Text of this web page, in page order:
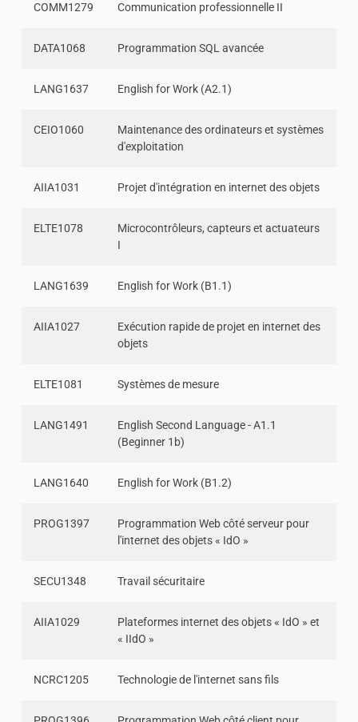
COMM1279 Communication professionnelle II
DATA1068 Programmation SQL avancée
LANG1637 English for Work (A2.1)
CEIO1060
Maintenance des ordinateurs et systèmes
d'exploitation
AIIA1031 Projet d'intégration en internet des objets
ELTE1078
Microcontrôleurs, capteurs et actuateurs
I
LANG1639 English for Work (B1.1)
AIIA1027
Exécution rapide de projet en internet des
objets
ELTE1081 Systèmes de mesure
LANG1491
English Second Language - A1.1
(Beginner 1b)
LANG1640 English for Work (B1.2)
PROG1397
Programmation Web côté serveur pour
l'internet des objets « IdO »
SECU1348 Travail sécuritaire
AIIA1029
Plateformes internet des objets « IdO » et
« IIdO »
NCRC1205 Technologie de l'internet sans fils